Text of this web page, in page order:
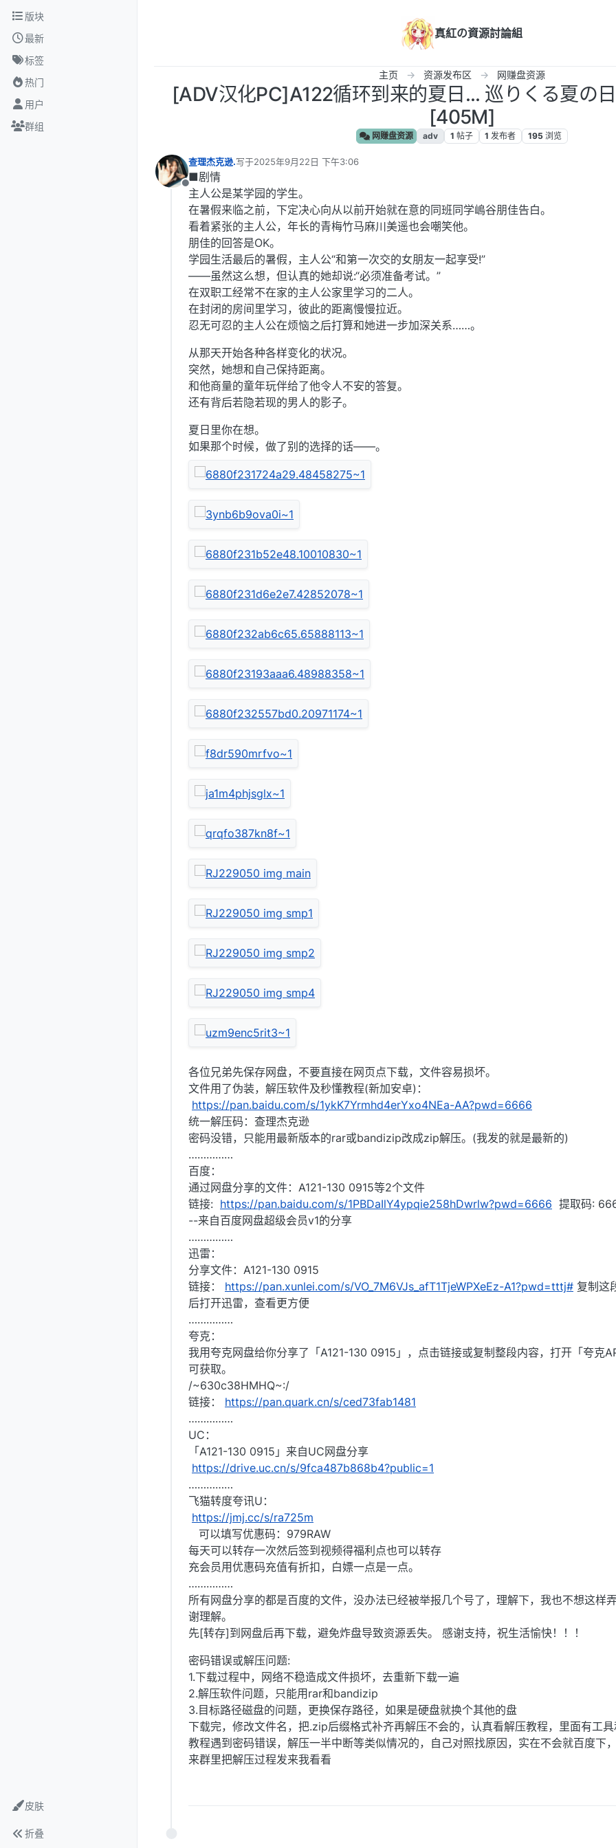
跳转至内容
版块
最新
标签
热门
用户
群组
皮肤
折叠
真紅の資源討論組
主页 资源发布区 网赚盘资源
[ADV汉化PC]A122循环到来的夏日... 巡りくる夏の
[405M]
网赚盘资源 adv 1 帖子 1 发布者 195 浏览
离线
查理杰克逊.写于2025年9月22日 下午3:06
最后由 编辑
■剧情
主人公是某学园的学生。
在暑假来临之前，下定决心向从以前开始就在意的同班同学嶋谷朋佳告白。
看着紧张的主人公，年长的青梅竹马麻川美遥也会嘲笑他。
朋佳的回答是OK。
学园生活最后的暑假，主人公“和第一次交的女朋友一起享受!”
——虽然这么想，但认真的她却说:“必须准备考试。”
在双职工经常不在家的主人公家里学习的二人。
在封闭的房间里学习，彼此的距离慢慢拉近。
忍无可忍的主人公在烦恼之后打算和她进一步加深关系……。
从那天开始各种各样变化的状况。
突然，她想和自己保持距离。
和他商量的童年玩伴给了他令人不安的答复。
还有背后若隐若现的男人的影子。
夏日里你在想。
如果那个时候，做了别的选择的话——。
各位兄弟先保存网盘，不要直接在网页点下载，文件容易损坏。
文件用了伪装，解压软件及秒懂教程(新加安卓)：
https://pan.baidu.com/s/1ykK7Yrmhd4erYxo4NEa-AA?pwd=6666
统一解压码：查理杰克逊
密码没错，只能用最新版本的rar或bandizip改成zip解压。(我发的就是最新的)
……………
百度：
通过网盘分享的文件：A121-130 0915等2个文件
链接: https://pan.baidu.com/s/1PBDaIlY4ypqie258hDwrlw?pwd=6666 提取码:
--来自百度网盘超级会员v1的分享
……………
迅雷：
分享文件：A121-130 0915
链接： https://pan.xunlei.com/s/VO_7M6VJs_afT1TjeWPXeEz-A1?pwd=tttj# 复制这
后打开迅雷，查看更方便
……………
夸克：
我用夸克网盘给你分享了「A121-130 0915」，点击链接或复制整段内容，打开「夸克
可获取。
/~630c38HMHQ~:/
链接： https://pan.quark.cn/s/ced73fab1481
……………
UC：
「A121-130 0915」来自UC网盘分享
https://drive.uc.cn/s/9fca487b868b4?public=1
……………
飞猫转度夸讯U：
https://jmj.cc/s/ra725m
可以填写优惠码：979RAW
每天可以转存一次然后签到视频得福利点也可以转存
充会员用优惠码充值有折扣，白嫖一点是一点。
……………
所有网盘分享的都是百度的文件，没办法已经被举报几个号了，理解下，我也不想这样
谢理解。
先[转存]到网盘后再下载，避免炸盘导致资源丢失。 感谢支持，祝生活愉快！！！
密码错误或解压问题:
1.下载过程中，网络不稳造成文件损坏，去重新下载一遍
2.解压软件问题，只能用rar和bandizip
3.目标路径磁盘的问题，更换保存路径，如果是硬盘就换个其他的盘
下载完，修改文件名，把.zip后缀格式补齐再解压不会的，认真看解压教程，里面有工
教程遇到密码错误，解压一半中断等类似情况的，自己对照找原因，实在不会就百度下
来群里把解压过程发来我看看